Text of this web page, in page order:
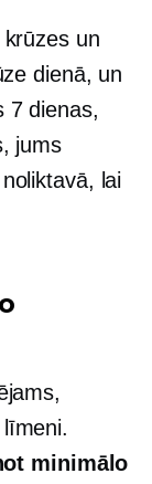
un
dienā, un
7 dienas,
jums
lai
minimālo